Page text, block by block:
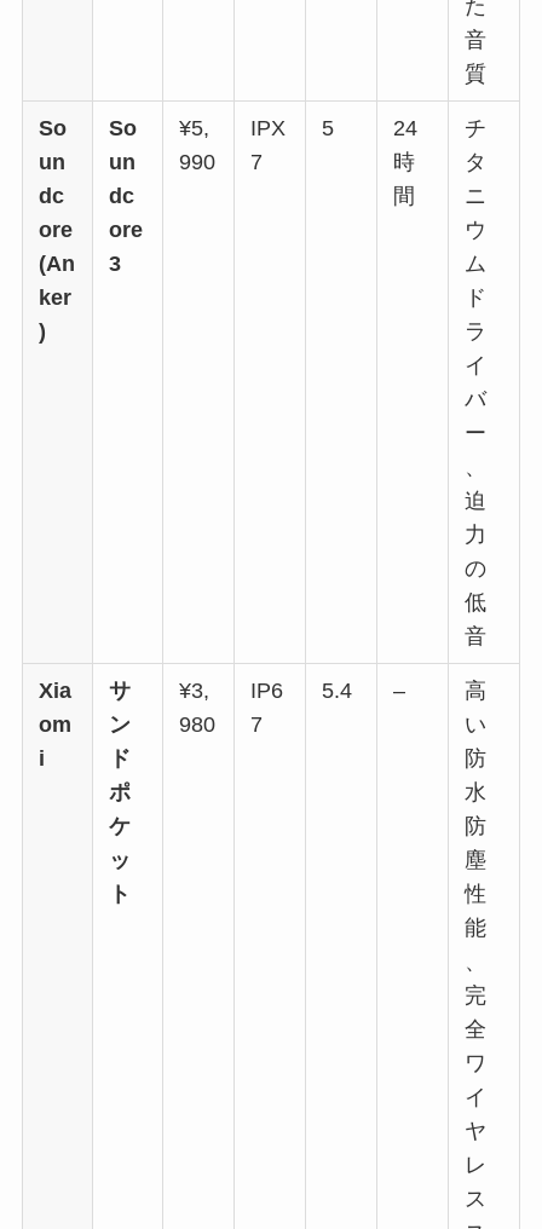
た
音
質
So
un
dc
ore
(An
ker
)
So
un
dc
ore
3
¥5,
990
IPX
7
5
24
時
間
チ
タ
ニ
ウ
ム
ド
ラ
イ
バ
ー
、
迫
力
の
低
音
Xia
om
i
サ
ン
ド
ポ
ケ
ッ
ト
¥3,
980
IP6
7
5.4 –
高
い
防
水
防
塵
性
能
、
完
全
ワ
イ
ヤ
レ
ス